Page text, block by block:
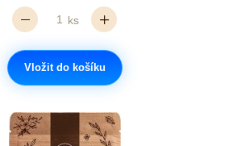
ks
Vložit do košíku